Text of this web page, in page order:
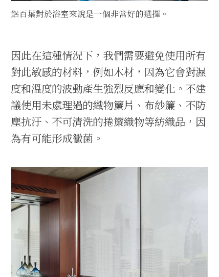
鋁百葉對於浴室來說是一個非常好的選擇。
因此在這種情況下，我們需要避免使用所有
對此敏感的材料，例如木材，因為它會對濕
度和溫度的波動產生強烈反應和變化。不建
議使用未處理過的織物簾片、布紗簾、不防
塵抗汙、不可清洗的捲簾織物等紡織品，因
為有可能形成黴菌。